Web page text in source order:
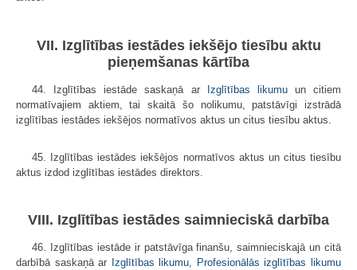
VII. Izglītības iestādes iekšējo tiesību aktu
pieņemšanas kārtība
44. Izglītības iestāde saskaņā ar Izglītības likumuun citiem
normatīvajiem aktiem, tai skaitā šo nolikumu, patstāvīgi izstrādā
izglītības iestādes iekšējos normatīvos aktus un citus tiesību aktus.
45. Izglītības iestādes iekšējos normatīvos aktus un citus tiesību
aktus izdod izglītības iestādes direktors.
VIII. Izglītības iestādes saimnieciskā darbība
46. Izglītības iestāde ir patstāvīga finanšu, saimnieciskajā un citā
darbībā saskaņā ar
Izglītības likumu, Profesionālās izglītības likumu